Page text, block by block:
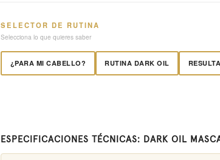
SELECTOR DE RUTINA
Selecciona lo que quieres saber
¿PARA MI CABELLO? RUTINA DARK OIL
ESPECIFICACIONES TÉCNICAS: DARK OIL